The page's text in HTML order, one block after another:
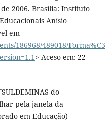
2006. Brasília: Instituto
Anísio
em
186968/489018/
> Aceso em: 22
do
pela janela da
em Educação) –